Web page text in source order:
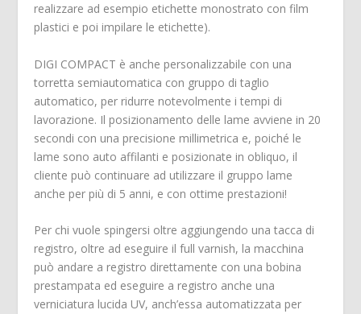
realizzare ad esempio etichette monostrato con film
plastici e poi impilare le etichette).
DIGI COMPACT è anche personalizzabile con una
torretta semiautomatica con gruppo di taglio
automatico, per ridurre notevolmente i tempi di
lavorazione. Il posizionamento delle lame avviene in 20
secondi con una precisione millimetrica e, poiché le
lame sono auto affilanti e posizionate in obliquo, il
cliente può continuare ad utilizzare il gruppo lame
anche per più di 5 anni, e con ottime prestazioni!
Per chi vuole spingersi oltre aggiungendo una tacca di
registro, oltre ad eseguire il full varnish, la macchina
può andare a registro direttamente con una bobina
prestampata ed eseguire a registro anche una
verniciatura lucida UV, anch’essa automatizzata per